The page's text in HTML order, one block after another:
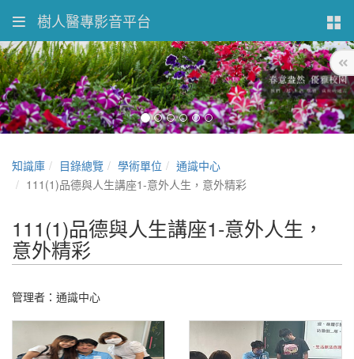
樹人醫專影音平台
知識庫 目錄總覽 學術單位
通識中心
111(1)品德與人生講座1-意外人生，意外精彩
111(1)品德與人生講座1-意外人生，
意外精彩
管理者：通識中心